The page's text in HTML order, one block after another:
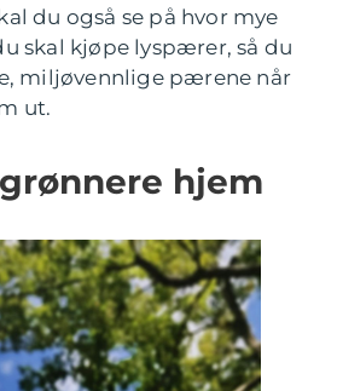
du også se på hvor mye
skal kjøpe lyspærer, så du
miljøvennlige pærene når
ut.
hjem